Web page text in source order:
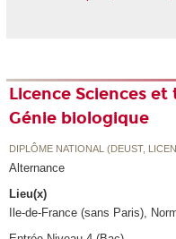
Licence Sciences
Génie biologique
DIPLÔME NATIONAL (DEUST,
Alternance
Lieu(x)
Ile-de-France (sans Paris),